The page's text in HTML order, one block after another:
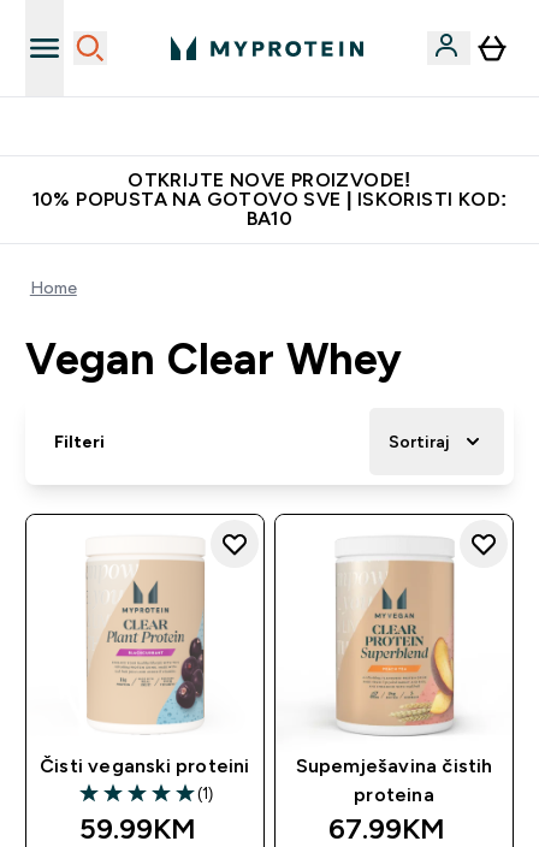
OTKRIJTE NOVE PROIZVODE!
10% POPUSTA NA GOTOVO SVE | ISKORISTI KOD:
BA10
Home
Vegan Clear Whey
Filteri Sortiraj
Čisti veganski proteini
5 out of 5 stars
(1)
59.99KM‎
Supemješavina čistih
proteina
67.99KM‎